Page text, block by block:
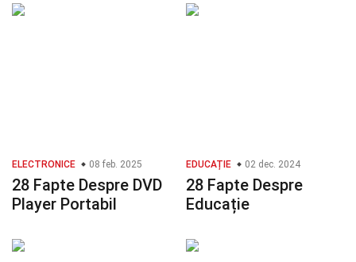
ELECTRONICE 08 feb. 2025
28 Fapte Despre DVD
Player Portabil
EDUCAȚIE 02 dec. 2024
28 Fapte Despre
Educație